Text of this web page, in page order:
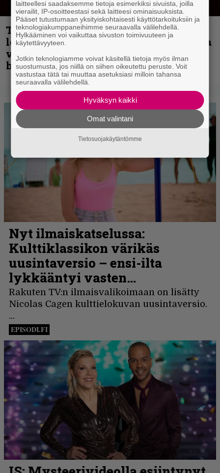
Thrash ’n’ roll -yhtye Madred ryydittää
levyjulkaisua keikkareissulla kuvatulla
videolla – ”Oltiin pakussa kusihädässä
helvetin väsyneenä…”
laitteellesi saadaksemme tietoja esimerkiksi sivuista, joilla
vierailit, IP-osoitteestasi sekä laitteesi ominaisuuksista.
Pääset tutustumaan yksityiskohtaisesti käyttötarkoituksiin ja
teknologiakumppaneihimme seuraavalla välilehdellä.
Hylkääminen voi vaikuttaa sivuston toimivuuteen ja
käytettävyyteen.
Jotkin teknologiamme voivat käsitellä tietoja myös ilman
suostumusta, jos niillä on siihen oikeutettu peruste. Voit
vastustaa tätä tai muuttaa asetuksiasi milloin tahansa
seuraavalla välilehdellä.
Hyväksyn kaikki
Omat valintani
Tietosuojakäytäntömme